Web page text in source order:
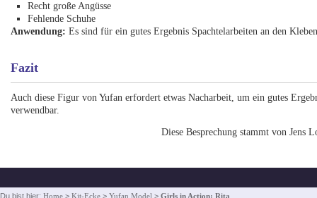
Recht große Angüsse
Fehlende Schuhe
Anwendung:Es sind für ein gutes Ergebnis Spachtelarbeiten an den
Fazit
Auch diese Figur von Yufan erfordert etwas Nacharbeit, um ein gutes
verwendbar.
Diese Besprechung stammt von Jens
Du bist hier: Home > Kit-Ecke > Yufan Model > Girls in Action: Rita